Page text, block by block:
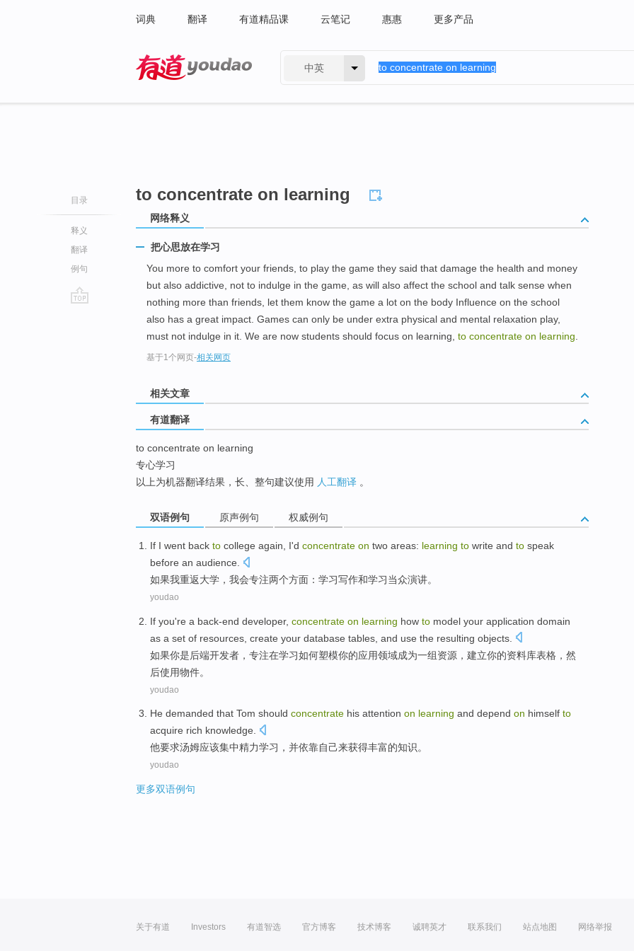
词典 翻译 有道精品课 云笔记 惠惠 更多产品
中英
目录
释义
翻译
例句
to concentrate on learning
网络释义
把心思放在学习
You more to comfort your friends, to play the game they said that damage the health and money
but also addictive, not to indulge in the game, as will also affect the school and talk sense when
nothing more than friends, let them know the game a lot on the body Influence on the school
also has a great impact. Games can only be under extra physical and mental relaxation play,
must not indulge in it. We are now students should focus on learning, to concentrate on learning
基于1个网页-相关网页
相关文章
有道翻译
to concentrate on learning
专心学习
以上为机器翻译结果，长、整句建议使用 人工翻译 。
双语例句 原声例句 权威例句
If I went back to college again, I'd concentrate on two areas: learning to write and to speak
before an audience
如果我重返大学 ， 我会专注两个方面 ： 学习写作和学习当众演讲。
youdao
If you're a back-end developer, concentrate on learning how to model your application domain
as a set of resources create your database tables and use the resulting objects
如果你是后端开发者 ， 专注在学习如何塑模你的应用领域成为一组资源 ， 建立你的资料库表格 ， 然
后使用物件。
youdao
He demanded that Tom should concentrate his attention on learning and depend on himself to
acquire rich knowledge.
他要求汤姆应该集中精力学习 ， 并依靠自己来获得丰富的知识。
youdao
更多双语例句
关于有道 Investors 有道智选 官方博客 技术博客 诚聘英才 联系我们 站点地图 网络举报